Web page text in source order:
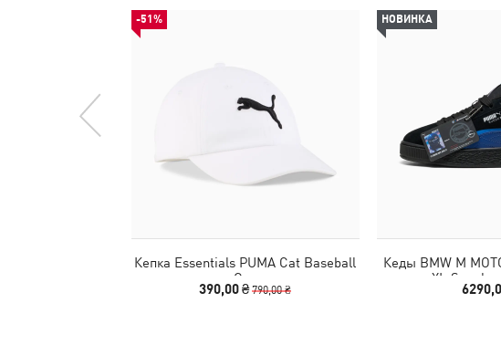
-51%
Кепка Essentials PUMA Cat Baseball
Cap
390,00 ₴790,00 ₴
НОВИНКА
Кеды BMW M
XL